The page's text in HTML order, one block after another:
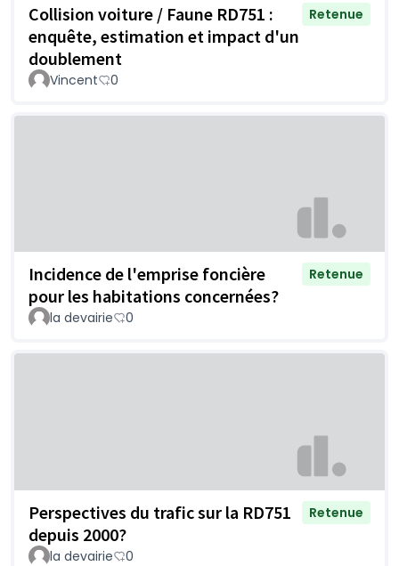
Collision voiture / Faune RD751 :
enquête, estimation et impact d'un
doublement
Retenue
Vincent 0
Incidence de l'emprise foncière
pour les habitations concernées?
Retenue
la devairie 0
Perspectives du trafic sur la RD751
depuis 2000?
Retenue
la devairie 0